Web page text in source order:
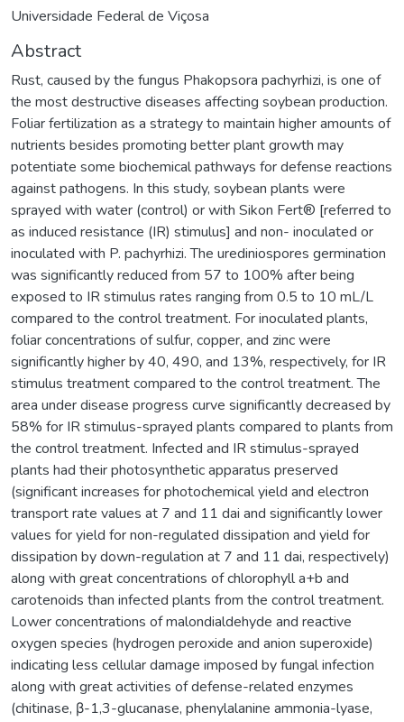
Universidade Federal de Viçosa
Abstract
Rust, caused by the fungus Phakopsora pachyrhizi, is one of
the most destructive diseases affecting soybean production.
Foliar fertilization as a strategy to maintain higher amounts of
nutrients besides promoting better plant growth may
potentiate some biochemical pathways for defense reactions
against pathogens. In this study, soybean plants were
sprayed with water (control) or with Sikon Fert® [referred to
as induced resistance (IR) stimulus] and non- inoculated or
inoculated with P. pachyrhizi. The urediniospores germination
was significantly reduced from 57 to 100% after being
exposed to IR stimulus rates ranging from 0.5 to 10 mL/L
compared to the control treatment. For inoculated plants,
foliar concentrations of sulfur, copper, and zinc were
significantly higher by 40, 490, and 13%, respectively, for IR
stimulus treatment compared to the control treatment. The
area under disease progress curve significantly decreased by
58% for IR stimulus-sprayed plants compared to plants from
the control treatment. Infected and IR stimulus-sprayed
plants had their photosynthetic apparatus preserved
(significant increases for photochemical yield and electron
transport rate values at 7 and 11 dai and significantly lower
values for yield for non-regulated dissipation and yield for
dissipation by down-regulation at 7 and 11 dai, respectively)
along with great concentrations of chlorophyll a+b and
carotenoids than infected plants from the control treatment.
Lower concentrations of malondialdehyde and reactive
oxygen species (hydrogen peroxide and anion superoxide)
indicating less cellular damage imposed by fungal infection
along with great activities of defense-related enzymes
(chitinase, β-1,3-glucanase, phenylalanine ammonia-lyase,